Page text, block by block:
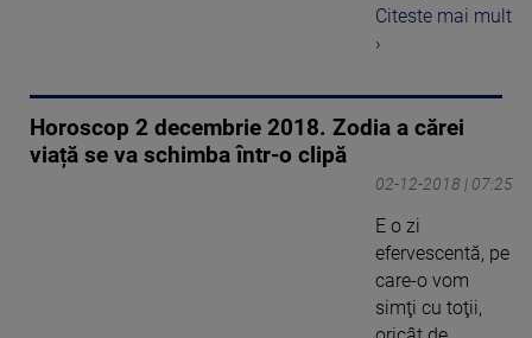
Citeste mai mult
›
Horoscop 2 decembrie 2018. Zodia a cărei
viață se va schimba într-o clipă
02-12-2018 | 07:25
E o zi
efervescentă, pe
care-o vom
simţi cu toţii,